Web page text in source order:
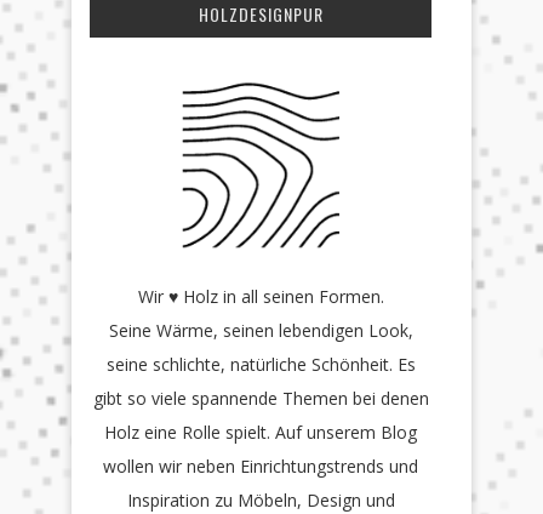
HOLZDESIGNPUR
Wir ♥ Holz in all seinen Formen.
Seine Wärme, seinen lebendigen Look,
seine schlichte, natürliche Schönheit. Es
gibt so viele spannende Themen bei denen
Holz eine Rolle spielt. Auf unserem Blog
wollen wir neben Einrichtungstrends und
Inspiration zu Möbeln, Design und